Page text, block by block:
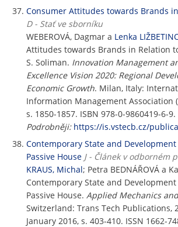
Consumer Attitudes towards Brands
D - Stať ve sborníku
WEBEROVÁ, Dagmar a Lenka
Attitudes towards Brands in Relation
S. Soliman. Innovation Management
Excellence Vision 2020: Regional
Economic Growth. Milan, Italy:
Information Management Association
s. 1850-1857. ISBN 978-0-9860419-6-9.
Podrobněji: https://is.vstecb.cz/
Contemporary State and
Passive House J - Článek v odborném
KRAUS, Michal; Petra BEDNÁŘOVÁ a
Contemporary State and
Passive House. Applied Mechanics
Switzerland: Trans Tech Publications,
January 2016, s. 403-410. ISSN 1662-